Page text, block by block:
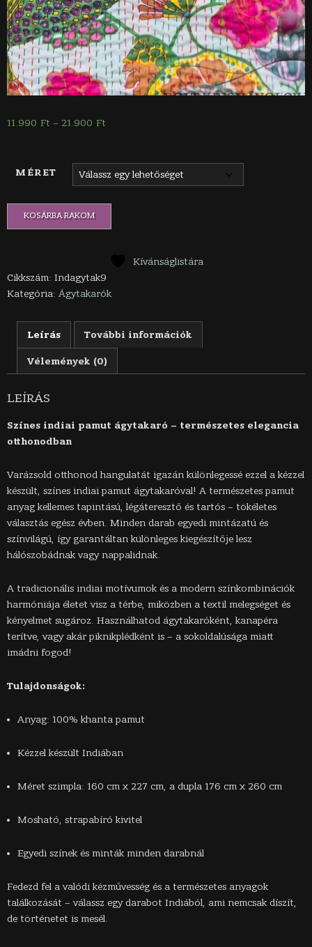
11.990 Ft – 21.900 Ft
21.900 Ft
MÉRET
Indiai
ágytakaró
mennyiség
KOSÁRBA RAKOM
Kívánságlistára
Cikkszám: Indagytak9
Kategória: Ágytakarók
Leírás További információk
Vélemények (0)
LEÍRÁS
Színes indiai pamut ágytakaró – természetes elegancia
otthonodban
Varázsold otthonod hangulatát igazán különlegessé ezzel a kézzel
készült, színes indiai pamut ágytakaróval! A természetes pamut
anyag kellemes tapintású, légáteresztő és tartós – tökéletes
választás egész évben. Minden darab egyedi mintázatú és
színvilágú, így garantáltan különleges kiegészítője lesz
hálószobádnak vagy nappalidnak.
A tradicionális indiai motívumok és a modern színkombinációk
harmóniája életet visz a térbe, miközben a textil melegséget és
kényelmet sugároz. Használhatod ágytakaróként, kanapéra
terítve, vagy akár piknikplédként is – a sokoldalúsága miatt
imádni fogod!
Tulajdonságok:
Anyag: 100% khanta pamut
Kézzel készült Indiában
Méret szimpla: 160 cm x 227 cm, a dupla 176 cm x 260 cm
Mosható, strapabíró kivitel
Egyedi színek és minták minden darabnál
Fedezd fel a valódi kézművesség és a természetes anyagok
találkozását – válassz egy darabot Indiából, ami nemcsak díszít,
de történetet is mesél.